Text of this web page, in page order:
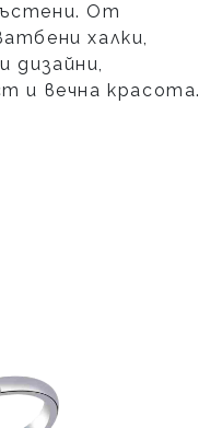
От
халки,
дизайни,
и вечна красота.